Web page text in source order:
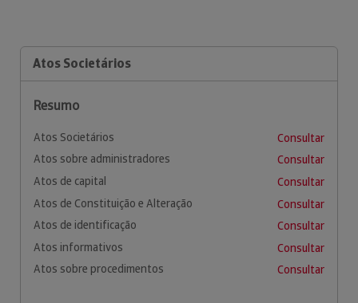
Atos Societários
Resumo
Atos Societários
Consultar
Atos sobre administradores
Consultar
Atos de capital
Consultar
Atos de Constituição e Alteração
Consultar
Atos de identificação
Consultar
Atos informativos
Consultar
Atos sobre procedimentos
Consultar